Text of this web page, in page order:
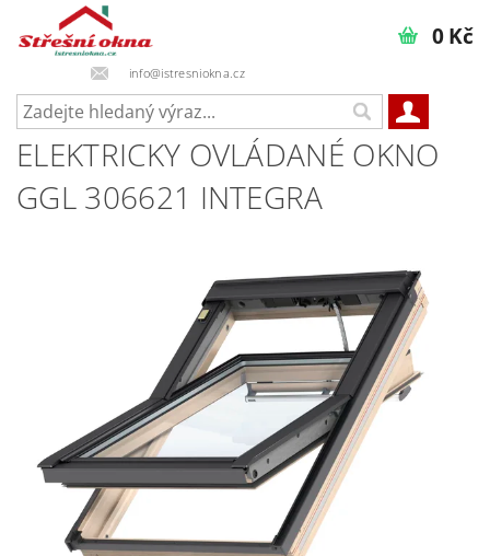
info@istresniokna.cz
0 Kč
ELEKTRICKY OVLÁDANÉ OKNO
GGL 306621 INTEGRA